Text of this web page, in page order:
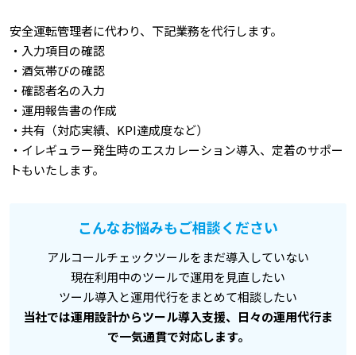
安全運転管理者に代わり、下記業務を代行します。
・入力項目の確認
・酒気帯びの確認
・確認者名の入力
・運用報告書の作成
・共有（対応実績、KPI達成度など）
・イレギュラー発生時のエスカレーション導入、定着のサポー
トもいたします。
こんなお悩みもご相談ください
アルコールチェックツールをまだ導入していない
現在利用中のツールで運用を見直したい
ツール導入と運用代行をまとめて相談したい
当社では運用設計からツール導入支援、日々の運用代行ま
で一気通貫で対応します。